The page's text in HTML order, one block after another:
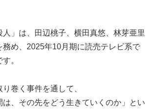
人」は、田辺桃子、横田真悠、林芽亜里
務め、2025年10月期に読売テレビ系で
。
巻く事件を通して、
は、その先をどう生きていくのか」とい